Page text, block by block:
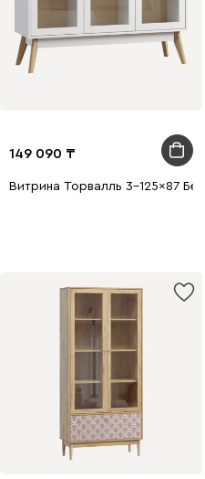
149 090
Витрина Торвалль 3-125x87